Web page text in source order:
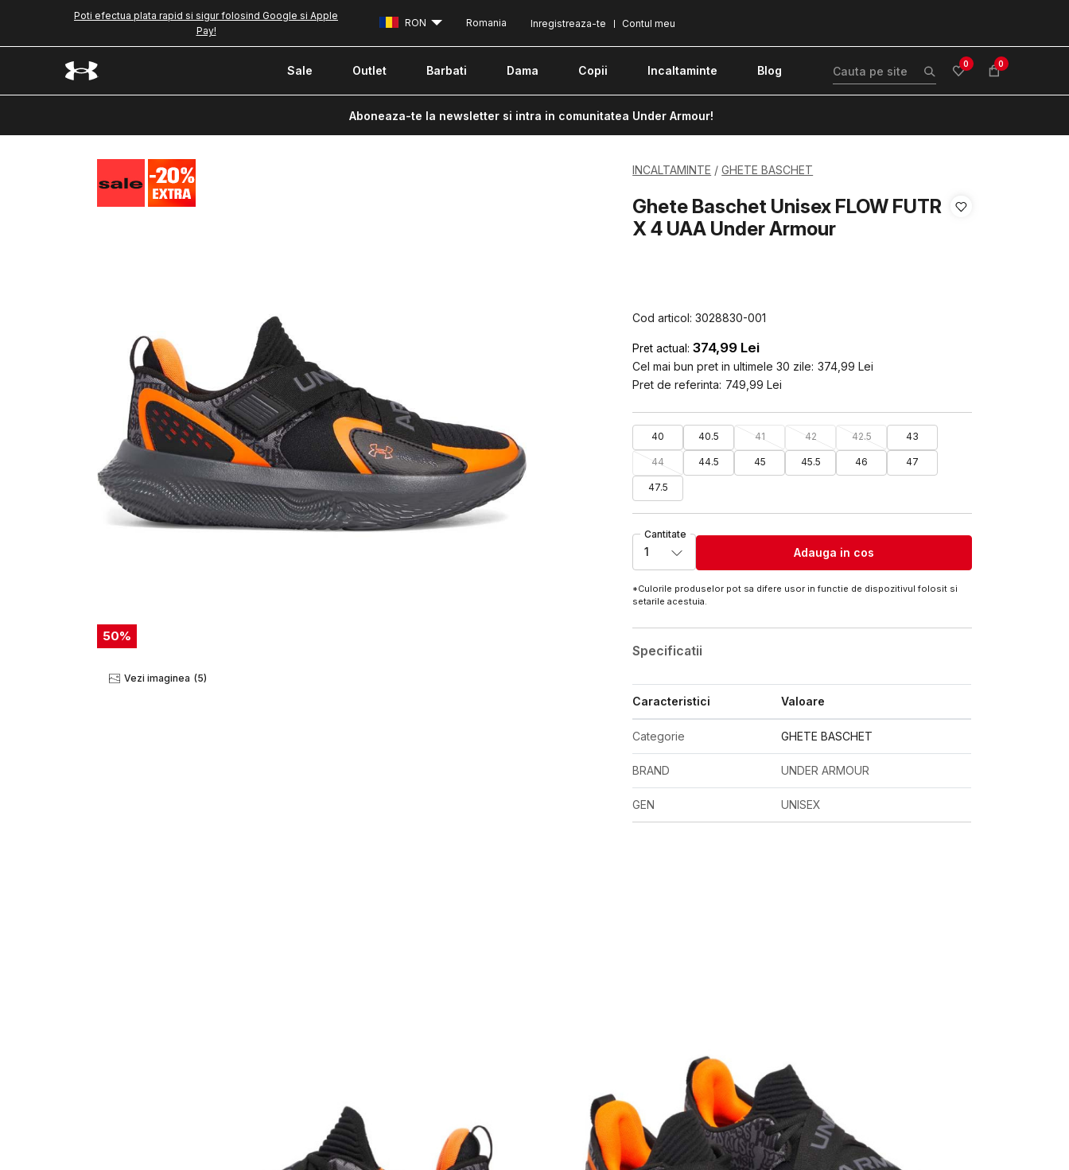
Poti efectua plata rapid si sigur folosind Google si Apple
Pay!
Contul meu
Inregistreaza-te
RON Romania
Sale Outlet Barbati Dama Copii Incaltaminte Blog 0 0
Aboneaza-te la newsletter si intra in comunitatea Under Armour!
50%
Vezi imaginea (5)
INCALTAMINTE GHETE BASCHET
Ghete Baschet Unisex FLOW FUTR
X 4 UAA Under Armour
Cod articol:3028830-001
Pret actual: 374,99 Lei
Cel mai bun pret in ultimele 30 zile: 374,99 Lei
Pret de referinta: 749,99 Lei
40 40.5 41 42 42.5 43
44 44.5 45 45.5 46 47
47.5
Cantitate
1 Adauga in cos
*Culorile produselor pot sa difere usor in functie de dispozitivul folosit si
setarile acestuia.
Specificatii
Caracteristici Valoare
Categorie GHETE BASCHET
BRAND UNDER ARMOUR
GEN UNISEX